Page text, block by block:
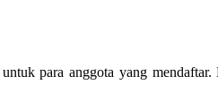
para anggota yang